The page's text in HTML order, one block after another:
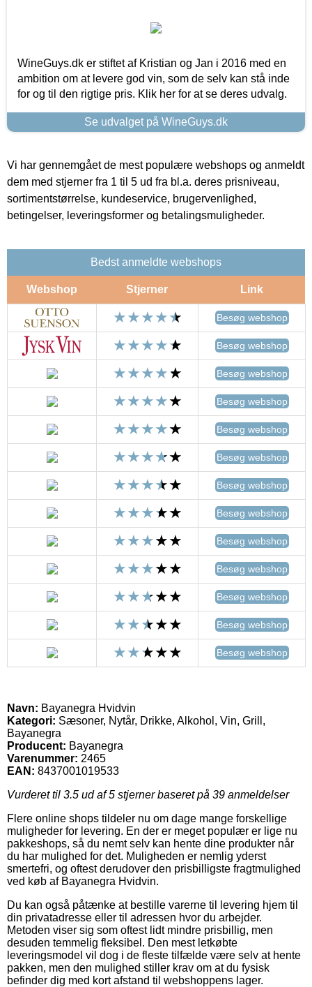
WineGuys.dk er stiftet af Kristian og Jan i 2016 med en
ambition om at levere god vin, som de selv kan stå inde
for og til den rigtige pris. Klik her for at se deres udvalg.
Se udvalget på WineGuys.dk
Vi har gennemgået de mest populære webshops og anmeldt
dem med stjerner fra 1 til 5 ud fra bl.a. deres prisniveau,
sortimentstørrelse, kundeservice, brugervenlighed,
betingelser, leveringsformer og betalingsmuligheder.
Bedst anmeldte webshops
Webshop Stjerner Link
Besøg webshop
Besøg webshop
Besøg webshop
Besøg webshop
Besøg webshop
Besøg webshop
Besøg webshop
Besøg webshop
Besøg webshop
Besøg webshop
Besøg webshop
Besøg webshop
Besøg webshop
Navn: Bayanegra Hvidvin
Kategori: Sæsoner, Nytår, Drikke, Alkohol, Vin, Grill,
Bayanegra
Producent: Bayanegra
Varenummer: 2465
EAN: 8437001019533
Vurderet til 3.5 ud af 5 stjerner baseret på 39 anmeldelser
Flere online shops tildeler nu om dage mange forskellige
muligheder for levering. En der er meget populær er lige nu
pakkeshops, så du nemt selv kan hente dine produkter når
du har mulighed for det. Muligheden er nemlig yderst
smertefri, og oftest derudover den prisbilligste fragtmulighed
ved køb af Bayanegra Hvidvin.
Du kan også påtænke at bestille varerne til levering hjem til
din privatadresse eller til adressen hvor du arbejder.
Metoden viser sig som oftest lidt mindre prisbillig, men
desuden temmelig fleksibel. Den mest letkøbte
leveringsmodel vil dog i de fleste tilfælde være selv at hente
pakken, men den mulighed stiller krav om at du fysisk
befinder dig med kort afstand til webshoppens lager.